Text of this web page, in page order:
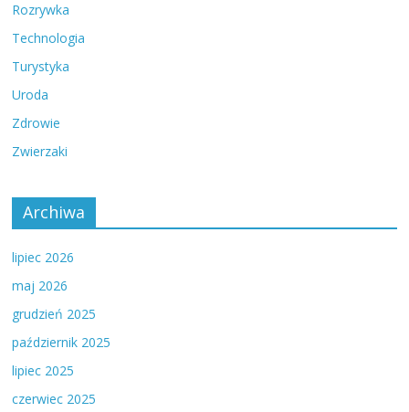
Rozrywka
Technologia
Turystyka
Uroda
Zdrowie
Zwierzaki
Archiwa
lipiec 2026
maj 2026
grudzień 2025
październik 2025
lipiec 2025
czerwiec 2025